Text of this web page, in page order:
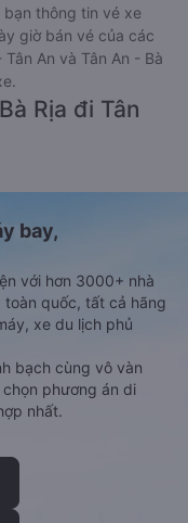
thông tin vé xe
giờ bán vé của các
An và Tân An - Bà
Rịa đi Tân
bay,
với hơn 3000+ nhà
quốc, tất cả hãng
xe du lịch phủ
bạch cùng vô vàn
phương án di
nhất.